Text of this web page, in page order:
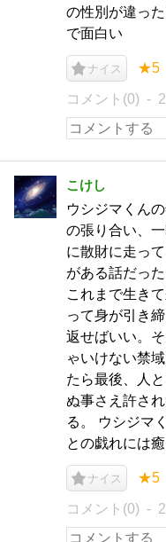
の性別が違っ
で面白い
ナイス ★5
コメント(0)
こけし
ウシジマくん
の張り合い、
に散財に走っ
がある話だっ
これまで生き
って身が引き
返せばいい。
ゃいけない禁
たら最後、人
ぬ事さえ許さ
る。 ウシジマ
との戯れには癒
ナイス ★5
コメント(0)